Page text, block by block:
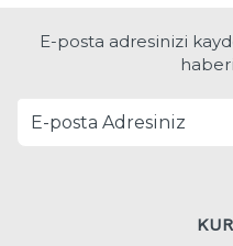
E-posta adresinizi